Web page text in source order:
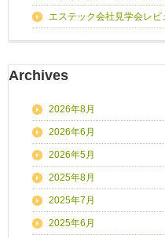
エステック会社見学会レビ
Archives
2026年8月
2026年6月
2026年5月
2025年8月
2025年7月
2025年6月